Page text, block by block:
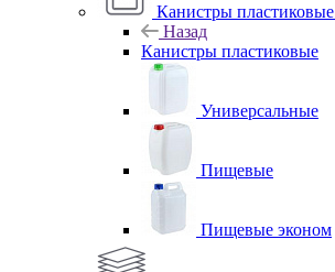
Канистры пластиковые
Назад
Канистры пластиковые
Универсальные
Пищевые
Пищевые эконом